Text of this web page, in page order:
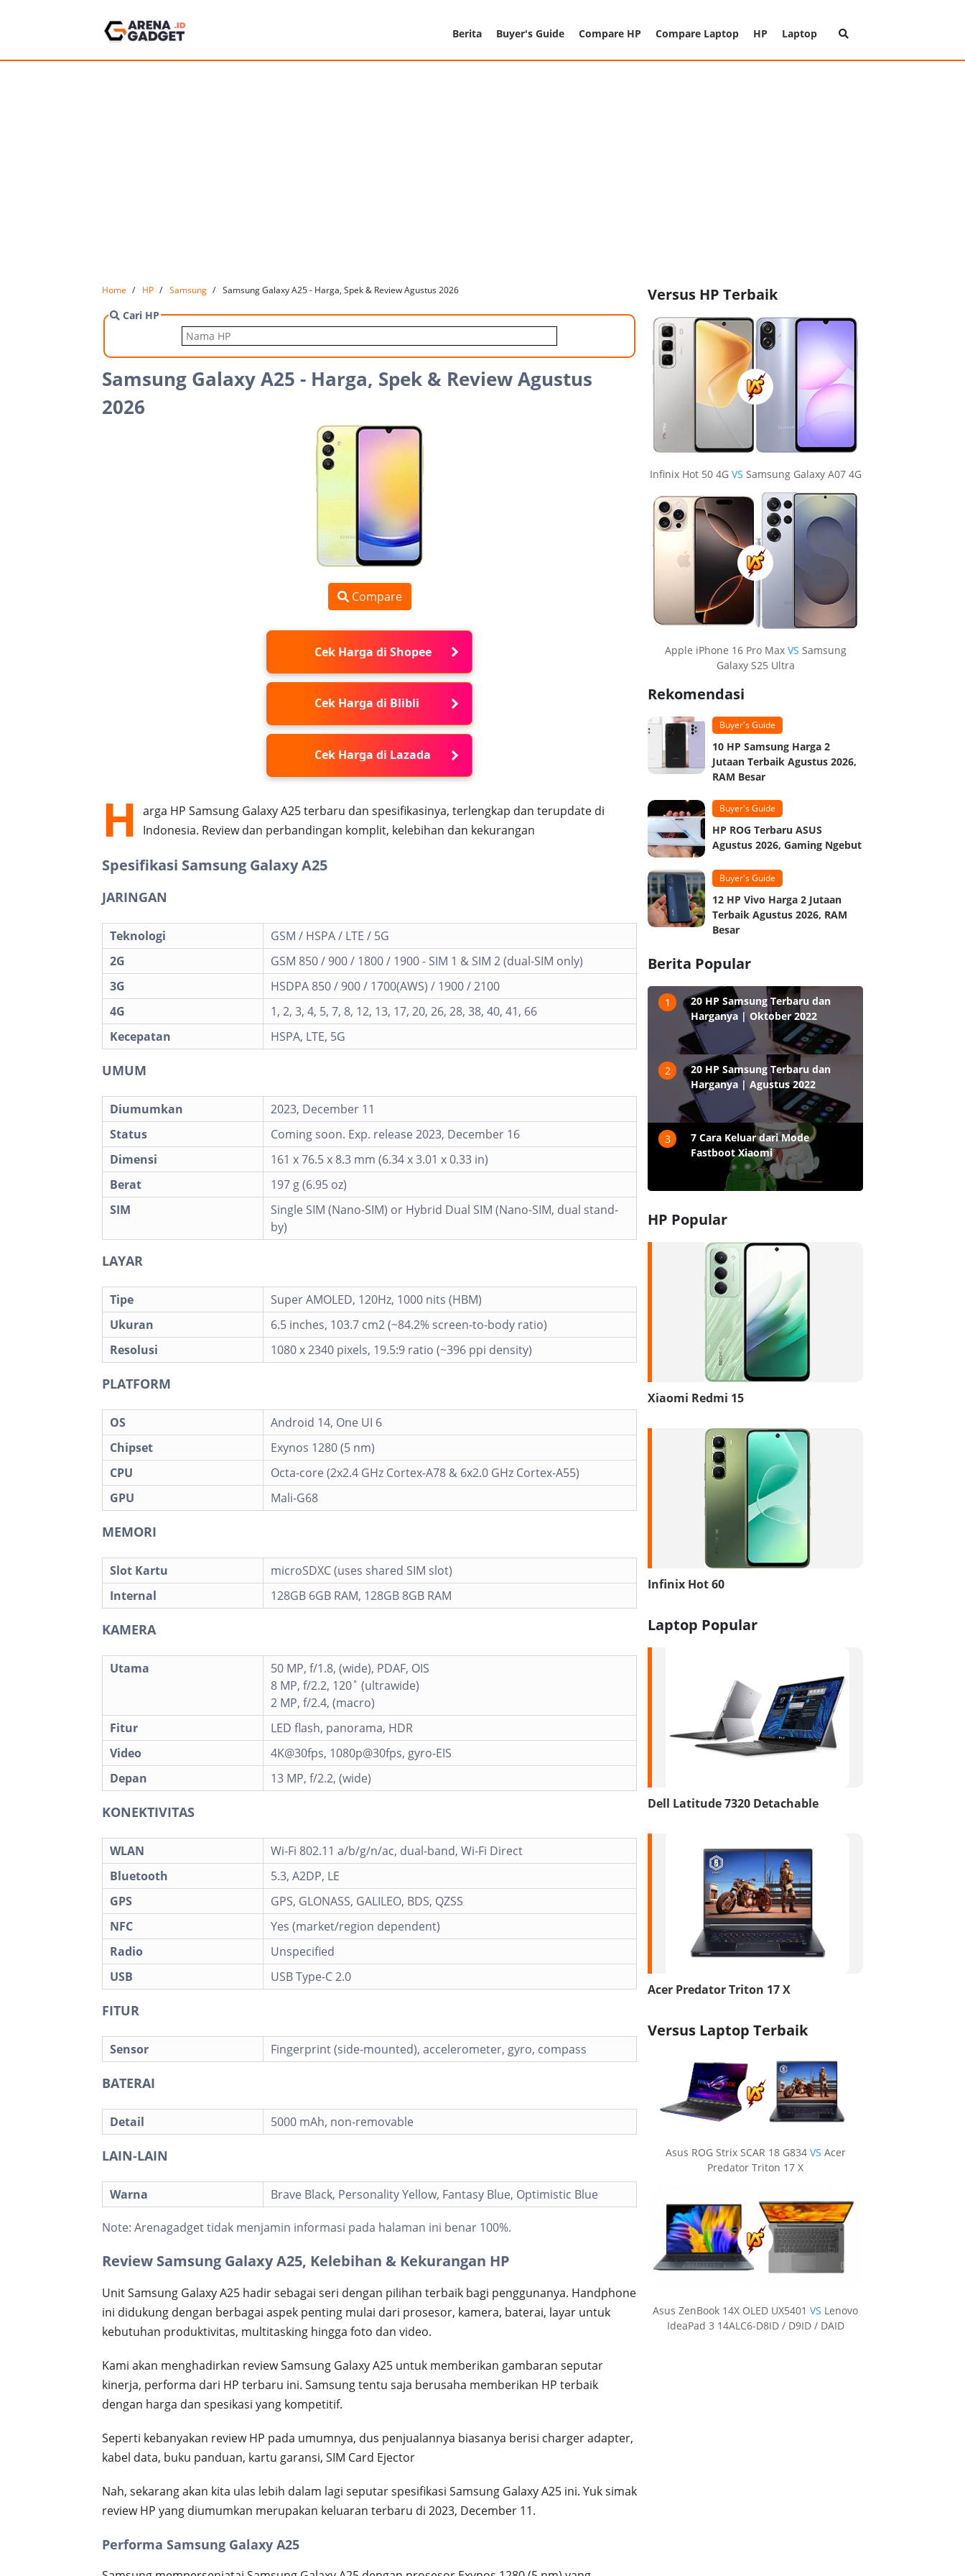
Berita Buyer's Guide Compare HP Compare Laptop HP Laptop
Home HP Samsung Samsung Galaxy A25 - Harga, Spek & Review Agustus 2026
Cari HP
Samsung Galaxy A25 - Harga, Spek & Review Agustus
2026
Compare
Cek Harga di Shopee
Cek Harga di Blibli
Cek Harga di Lazada
H arga HP Samsung Galaxy A25 terbaru dan spesifikasinya, terlengkap dan terupdate di
Indonesia. Review dan perbandingan komplit, kelebihan dan kekurangan
Spesifikasi Samsung Galaxy A25
JARINGAN
Teknologi
GSM / HSPA / LTE / 5G
2G
GSM 850 / 900 / 1800 / 1900 - SIM 1 & SIM 2 (dual-SIM only)
3G
HSDPA 850 / 900 / 1700(AWS) / 1900 / 2100
4G
1, 2, 3, 4, 5, 7, 8, 12, 13, 17, 20, 26, 28, 38, 40, 41, 66
Kecepatan
HSPA, LTE, 5G
UMUM
Diumumkan
2023, December 11
Status
Coming soon. Exp. release 2023, December 16
Dimensi
161 x 76.5 x 8.3 mm (6.34 x 3.01 x 0.33 in)
Berat
197 g (6.95 oz)
SIM
Single SIM (Nano-SIM) or Hybrid Dual SIM (Nano-SIM, dual stand-
by)
LAYAR
Tipe
Super AMOLED, 120Hz, 1000 nits (HBM)
Ukuran
6.5 inches, 103.7 cm2 (~84.2% screen-to-body ratio)
Resolusi
1080 x 2340 pixels, 19.5:9 ratio (~396 ppi density)
PLATFORM
OS
Android 14, One UI 6
Chipset
Exynos 1280 (5 nm)
CPU
Octa-core (2x2.4 GHz Cortex-A78 & 6x2.0 GHz Cortex-A55)
GPU
Mali-G68
MEMORI
Slot Kartu
microSDXC (uses shared SIM slot)
Internal
128GB 6GB RAM, 128GB 8GB RAM
KAMERA
Utama
50 MP, f/1.8, (wide), PDAF, OIS
8 MP, f/2.2, 120˚ (ultrawide)
2 MP, f/2.4, (macro)
Fitur
LED flash, panorama, HDR
Video
4K@30fps, 1080p@30fps, gyro-EIS
Depan
13 MP, f/2.2, (wide)
KONEKTIVITAS
WLAN
Wi-Fi 802.11 a/b/g/n/ac, dual-band, Wi-Fi Direct
Bluetooth
5.3, A2DP, LE
GPS
GPS, GLONASS, GALILEO, BDS, QZSS
NFC
Yes (market/region dependent)
Radio
Unspecified
USB
USB Type-C 2.0
FITUR
Sensor Fingerprint (side-mounted), accelerometer, gyro, compass
BATERAI
Detail 5000 mAh, non-removable
LAIN-LAIN
Warna Brave Black, Personality Yellow, Fantasy Blue, Optimistic Blue
Note: Arenagadget tidak menjamin informasi pada halaman ini benar 100%.
Review Samsung Galaxy A25, Kelebihan & Kekurangan HP
Unit Samsung Galaxy A25 hadir sebagai seri dengan pilihan terbaik bagi penggunanya. Handphone
ini didukung dengan berbagai aspek penting mulai dari prosesor, kamera, baterai, layar untuk
kebutuhan produktivitas, multitasking hingga foto dan video.
Kami akan menghadirkan review Samsung Galaxy A25 untuk memberikan gambaran seputar
kinerja, performa dari HP terbaru ini. Samsung tentu saja berusaha memberikan HP terbaik
dengan harga dan spesikasi yang kompetitif.
Seperti kebanyakan review HP pada umumnya, dus penjualannya biasanya berisi charger adapter,
kabel data, buku panduan, kartu garansi, SIM Card Ejector
Nah, sekarang akan kita ulas lebih dalam lagi seputar spesifikasi Samsung Galaxy A25 ini. Yuk simak
review HP yang diumumkan merupakan keluaran terbaru di 2023, December 11.
Performa Samsung Galaxy A25
Versus HP Terbaik
Infinix Hot 50 4G VS Samsung Galaxy A07 4G
Apple iPhone 16 Pro Max VS Samsung
Galaxy S25 Ultra
Rekomendasi
Buyer's Guide
10 HP Samsung Harga 2
Jutaan Terbaik Agustus 2026,
RAM Besar
Buyer's Guide
HP ROG Terbaru ASUS
Agustus 2026, Gaming Ngebut
Buyer's Guide
12 HP Vivo Harga 2 Jutaan
Terbaik Agustus 2026, RAM
Besar
Berita Popular
1
20 HP Samsung Terbaru dan
Harganya | Oktober 2022
2
20 HP Samsung Terbaru dan
Harganya | Agustus 2022
3
7 Cara Keluar dari Mode
Fastboot Xiaomi
HP Popular
Xiaomi Redmi 15
Infinix Hot 60
Laptop Popular
Dell Latitude 7320 Detachable
Acer Predator Triton 17 X
Versus Laptop Terbaik
Asus ROG Strix SCAR 18 G834 VS Acer
Predator Triton 17 X
Asus ZenBook 14X OLED UX5401 VS Lenovo
IdeaPad 3 14ALC6-D8ID / D9ID / DAID